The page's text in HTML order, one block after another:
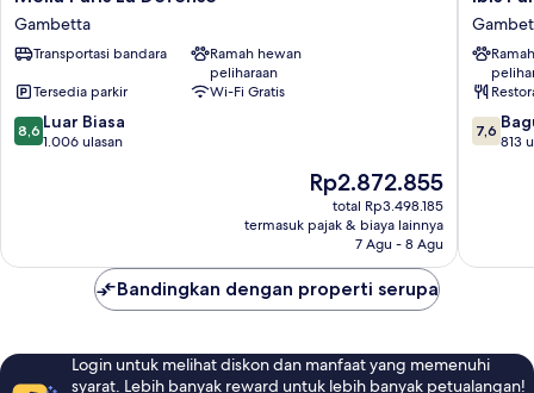
Paris
La
Defense
Gambetta
Transportasi bandara
Ramah hewan
peliharaan
Tersedia parkir
Wi-Fi Gratis
8.6
dari
8,6 Luar Biasa
1.006 ulasan
Harga
sekarang
Rp2.872.855
Rp2.872.855
total Rp3.498.185
termasuk pajak & biaya lainnya
7 Agu - 8 Agu
Paris
La
Défense
7.6
dari
7,6
813
Bandingkan dengan properti serupa
Login untuk melihat diskon dan manfaat yang memenuhi
syarat. Lebih banyak reward untuk lebih banyak petualangan!